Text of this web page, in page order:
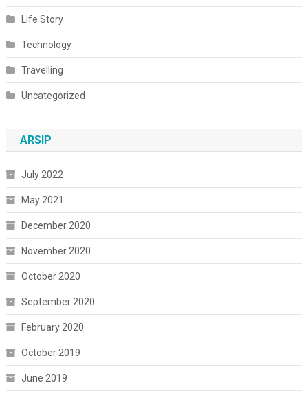
Life Story
Technology
Travelling
Uncategorized
ARSIP
July 2022
May 2021
December 2020
November 2020
October 2020
September 2020
February 2020
October 2019
June 2019